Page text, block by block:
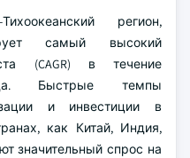
регион,
самый высокий
(CAGR) в течение
Быстрые темпы
и инвестиции в
как Китай, Индия,
значительный спрос на